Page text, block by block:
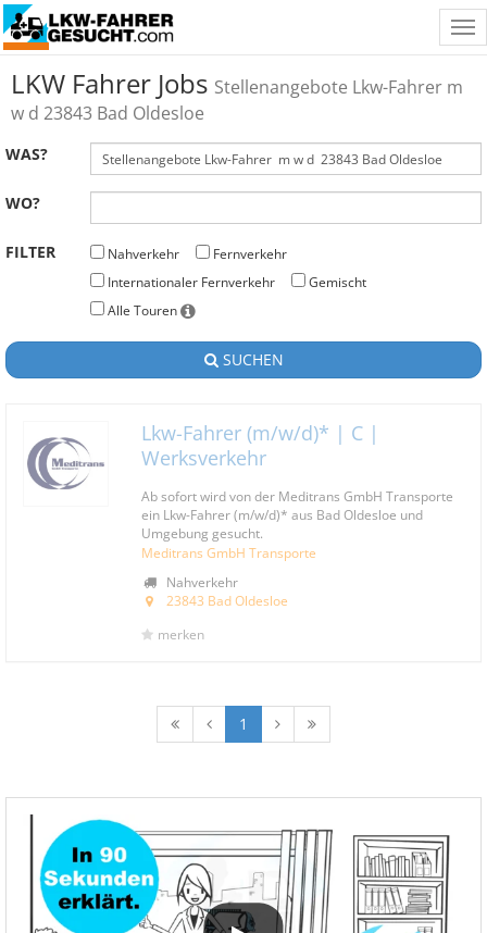
LKW Fahrer Jobs Stellenangebote Lkw-Fahrer m
w d 23843 Bad Oldesloe
WAS?
WO?
FILTER Nahverkehr
Fernverkehr
Internationaler Fernverkehr
Gemischt
Alle Touren
SUCHEN
Lkw-Fahrer (m/w/d)* | C |
Werksverkehr
Ab sofort wird von der Meditrans GmbH Transporte
ein Lkw-Fahrer (m/w/d)* aus Bad Oldesloe und
Umgebung gesucht.
Meditrans GmbH Transporte
Nahverkehr
23843 Bad Oldesloe
merken
1